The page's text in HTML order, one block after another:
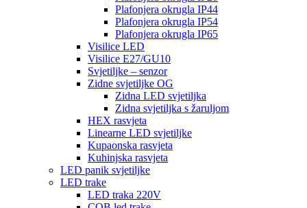
Plafonjera okrugla IP44
Plafonjera okrugla IP54
Plafonjera okrugla IP65
Visilice LED
Visilice E27/GU10
Svjetiljke – senzor
Zidne svjetiljke OG
Zidna LED svjetiljka
Zidna svjetiljka s žaruljom
HEX rasvjeta
Linearne LED svjetiljke
Kupaonska rasvjeta
Kuhinjska rasvjeta
LED panik svjetiljke
LED trake
LED traka 220V